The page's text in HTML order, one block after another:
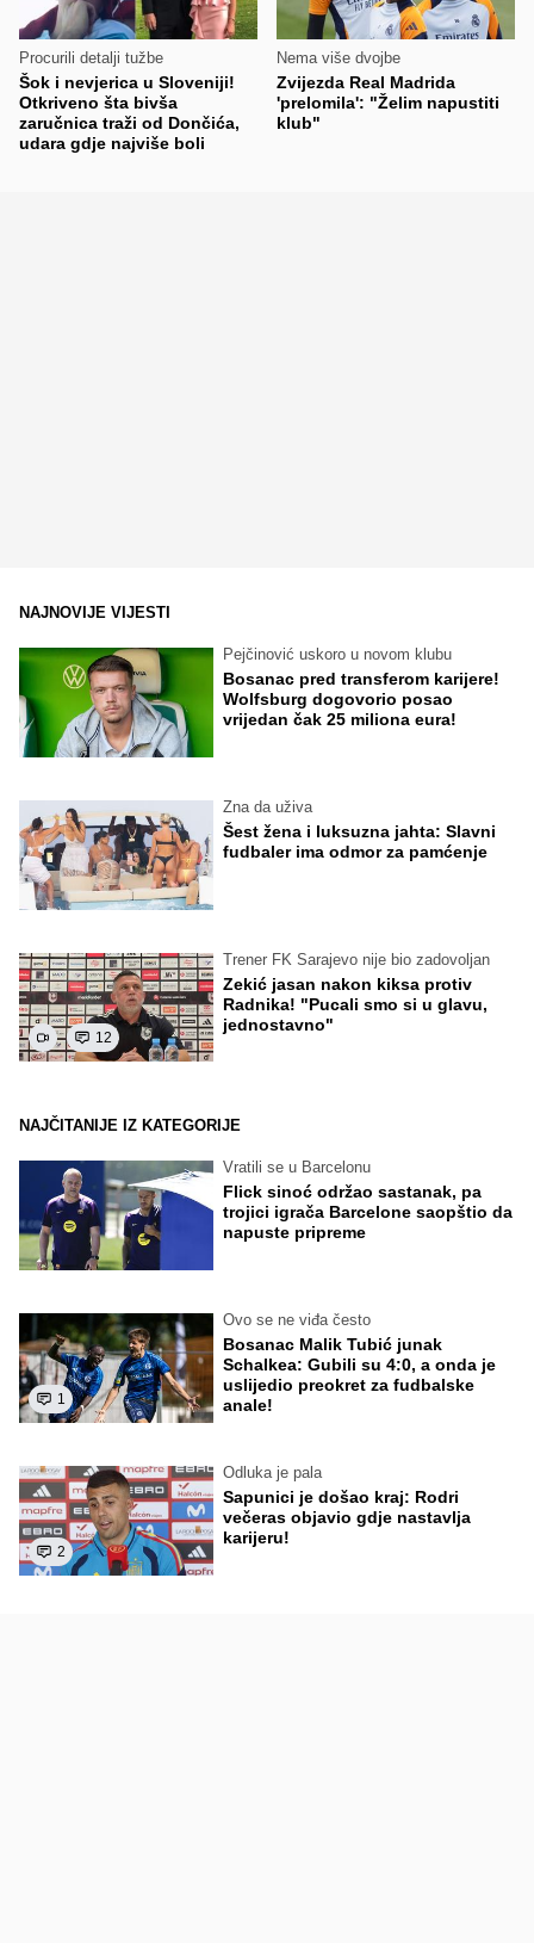
Procurili detalji tužbe
Šok i nevjerica u Sloveniji!
Otkriveno šta bivša
zaručnica traži od Dončića,
udara gdje najviše boli
Nema više dvojbe
Zvijezda Real Madrida
'prelomila': "Želim napustiti
klub"
NAJNOVIJE VIJESTI
Pejčinović uskoro u novom klubu
Bosanac pred transferom karijere!
Wolfsburg dogovorio posao
vrijedan čak 25 miliona eura!
Zna da uživa
Šest žena i luksuzna jahta: Slavni
fudbaler ima odmor za pamćenje
12
Trener FK Sarajevo nije bio zadovoljan
Zekić jasan nakon kiksa protiv
Radnika! "Pucali smo si u glavu,
jednostavno"
NAJČITANIJE IZ KATEGORIJE
Vratili se u Barcelonu
Flick sinoć održao sastanak, pa
trojici igrača Barcelone saopštio da
napuste pripreme
1
Ovo se ne viđa često
Bosanac Malik Tubić junak
Schalkea: Gubili su 4:0, a onda je
uslijedio preokret za fudbalske
anale!
2
Odluka je pala
Sapunici je došao kraj: Rodri
večeras objavio gdje nastavlja
karijeru!